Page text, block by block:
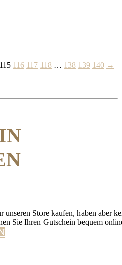
115 116 117 118 … 138 139 140 →
unseren Store kaufen, haben aber
Sie Ihren Gutschein bequem